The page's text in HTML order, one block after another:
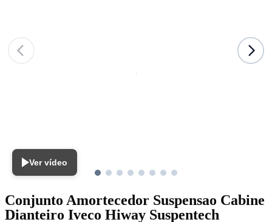
Ver vídeo
Conjunto Amortecedor Suspensao Cabine
Dianteiro Iveco Hiway Suspentech